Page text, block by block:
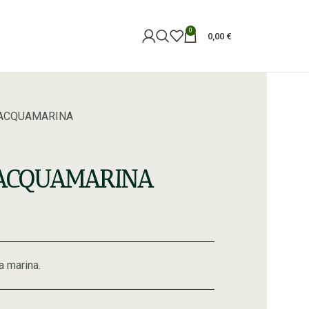
0
0,00 €
marina.